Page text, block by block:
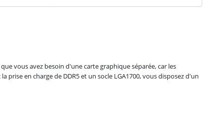
vous avez besoin d'une carte graphique séparée, car les
prise en charge de DDR5 et un socle LGA1700, vous disposez d'un